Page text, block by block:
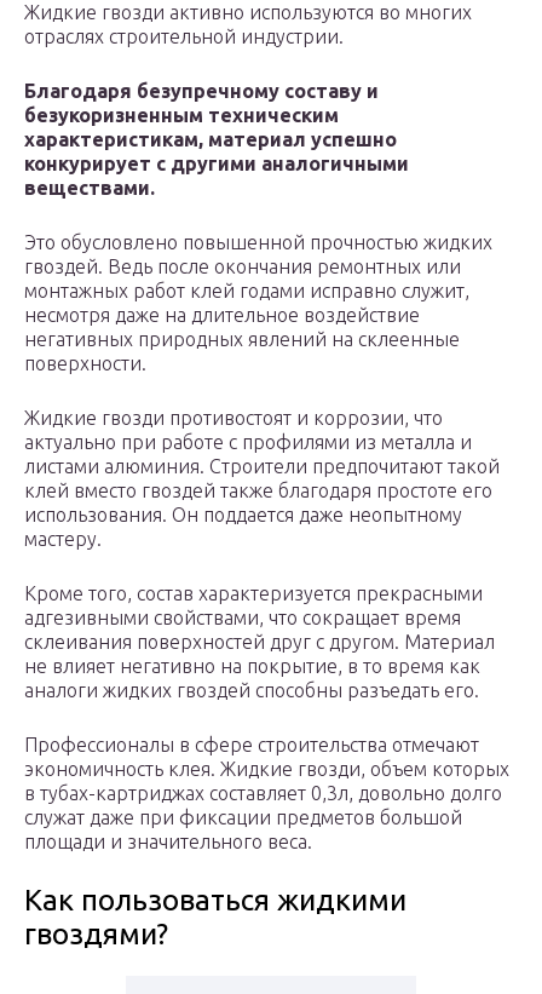
Жидкие гвозди активно используются во многих
отраслях строительной индустрии.
Благодаря безупречному составу и
безукоризненным техническим
характеристикам, материал успешно
конкурирует с другими аналогичными
веществами.
Это обусловлено повышенной прочностью жидких
гвоздей. Ведь после окончания ремонтных или
монтажных работ клей годами исправно служит,
несмотря даже на длительное воздействие
негативных природных явлений на склеенные
поверхности.
Жидкие гвозди противостоят и коррозии, что
актуально при работе с профилями из металла и
листами алюминия. Строители предпочитают такой
клей вместо гвоздей также благодаря простоте его
использования. Он поддается даже неопытному
мастеру.
Кроме того, состав характеризуется прекрасными
адгезивными свойствами, что сокращает время
склеивания поверхностей друг с другом. Материал
не влияет негативно на покрытие, в то время как
аналоги жидких гвоздей способны разъедать его.
Профессионалы в сфере строительства отмечают
экономичность клея. Жидкие гвозди, объем которых
в тубах-картриджах составляет 0,3л, довольно долго
служат даже при фиксации предметов большой
площади и значительного веса.
Как пользоваться жидкими
гвоздями?